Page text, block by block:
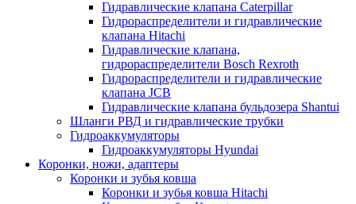
Гидравлические клапана Caterpillar
Гидрораспределители и гидравлические
клапана Hitachi
Гидравлические клапана,
гидрораспределители Bosch Rexroth
Гидрораспределители и гидравлические
клапана JCB
Гидравлические клапана бульдозера Shantui
Шланги РВД и гидравлические трубки
Гидроаккумуляторы
Гидроаккумуляторы Hyundai
Коронки, ножи, адаптеры
Коронки и зубья ковша
Коронки и зубья ковша Hitachi